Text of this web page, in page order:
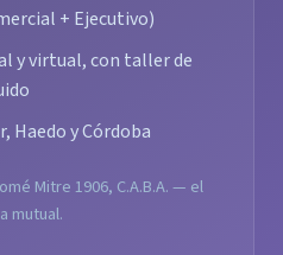
+ Ejecutivo)
y virtual, con taller de
Haedo y Córdoba
Mitre 1906, C.A.B.A. — el
mutual.